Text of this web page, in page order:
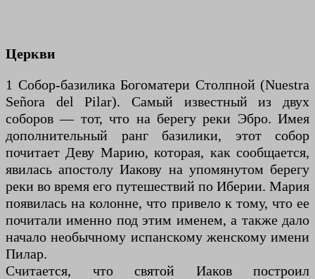
Церкви
1 Собор-базилика Богоматери Столпной (Nuestra
Señora del Pilar). Самый известный из двух
соборов — тот, что на берегу реки Эбро. Имея
дополнительный ранг базилики, этот собор
почитает Деву Марию, которая, как сообщается,
явилась апостолу Иакову на упомянутом берегу
реки во время его путешествий по Иберии. Мария
появилась на колонне, что привело к тому, что ее
почитали именно под этим именем, а также дало
начало необычному испанскому женскому имени
Пилар.
Считается, что святой Иаков построил